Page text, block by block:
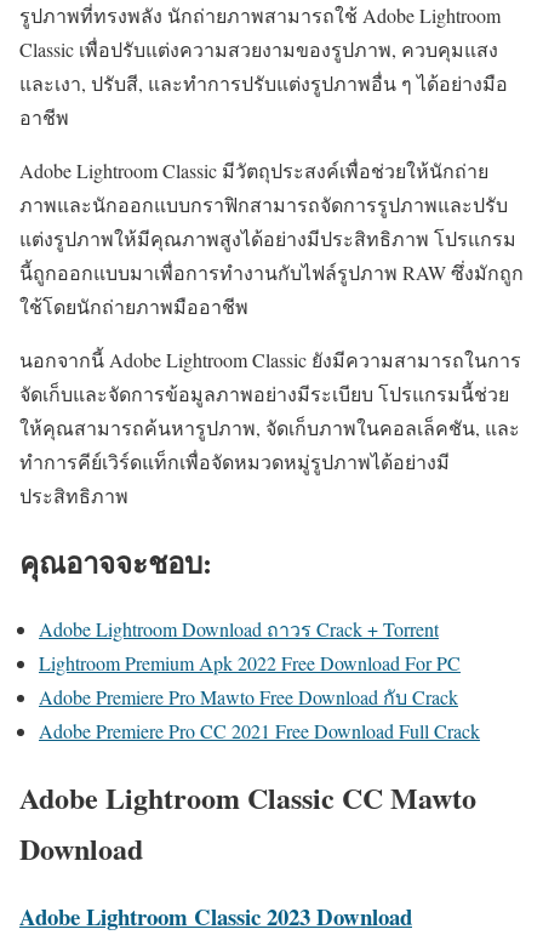
รูปภาพที่ทรงพลัง นักถ่ายภาพสามารถใช้ Adobe Lightroom
Classic เพื่อปรับแต่งความสวยงามของรูปภาพ, ควบคุมแสง
และเงา, ปรับสี, และทำการปรับแต่งรูปภาพอื่น ๆ ได้อย่างมือ
อาชีพ
Adobe Lightroom Classic มีวัตถุประสงค์เพื่อช่วยให้นักถ่าย
ภาพและนักออกแบบกราฟิกสามารถจัดการรูปภาพและปรับ
แต่งรูปภาพให้มีคุณภาพสูงได้อย่างมีประสิทธิภาพ โปรแกรม
นี้ถูกออกแบบมาเพื่อการทำงานกับไฟล์รูปภาพ RAW ซึ่งมักถูก
ใช้โดยนักถ่ายภาพมืออาชีพ
นอกจากนี้ Adobe Lightroom Classic ยังมีความสามารถในการ
จัดเก็บและจัดการข้อมูลภาพอย่างมีระเบียบ โปรแกรมนี้ช่วย
ให้คุณสามารถค้นหารูปภาพ, จัดเก็บภาพในคอลเล็คชัน, และ
ทำการคีย์เวิร์ดแท็กเพื่อจัดหมวดหมู่รูปภาพได้อย่างมี
ประสิทธิภาพ
คุณอาจจะชอบ:
Adobe Lightroom Download ถาวร Crack + Torrent
Lightroom Premium Apk 2022 Free Download For PC
Adobe Premiere Pro Mawto Free Download กับ Crack
Adobe Premiere Pro CC 2021 Free Download Full Crack
Adobe Lightroom Classic CC Mawto
Download
Adobe Lightroom Classic 2023 Download